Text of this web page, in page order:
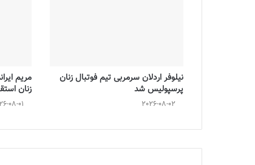
نیلوفر اردلان سرمربی تیم فوتبال زنان
پرسپولیس شد
2026-08-02
مریم
زنان
08-01